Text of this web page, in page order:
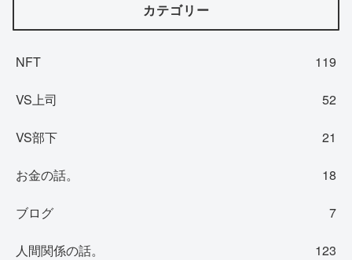
カテゴリー
NFT 119
VS上司 52
VS部下 21
お金の話。 18
ブログ 7
人間関係の話。 123